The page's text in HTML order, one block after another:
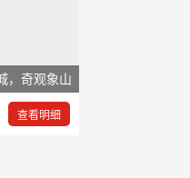
，奇观象山
查看明细